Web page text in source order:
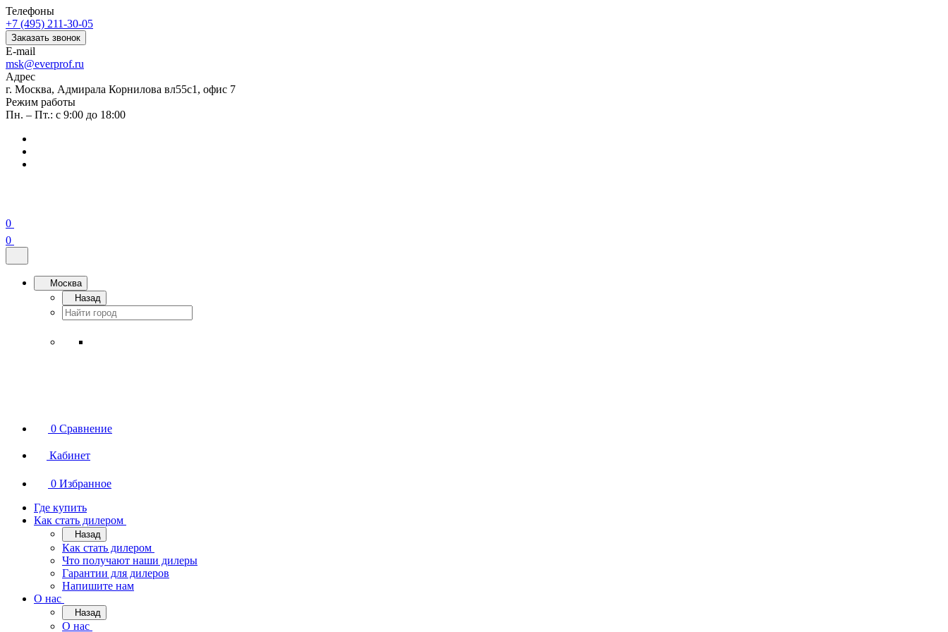
Телефоны
+7 (495) 211-30-05
Заказать звонок
E-mail
msk@everprof.ru
Адрес
г. Москва, Адмирала Корнилова вл55с1, офис 7
Режим работы
Пн. – Пт.: с 9:00 до 18:00
0
0
Москва
Назад
0 Сравнение
Кабинет
0 Избранное
Где купить
Как стать дилером
Назад
Как стать дилером
Что получают наши дилеры
Гарантии для дилеров
Напишите нам
О нас
Назад
О нас